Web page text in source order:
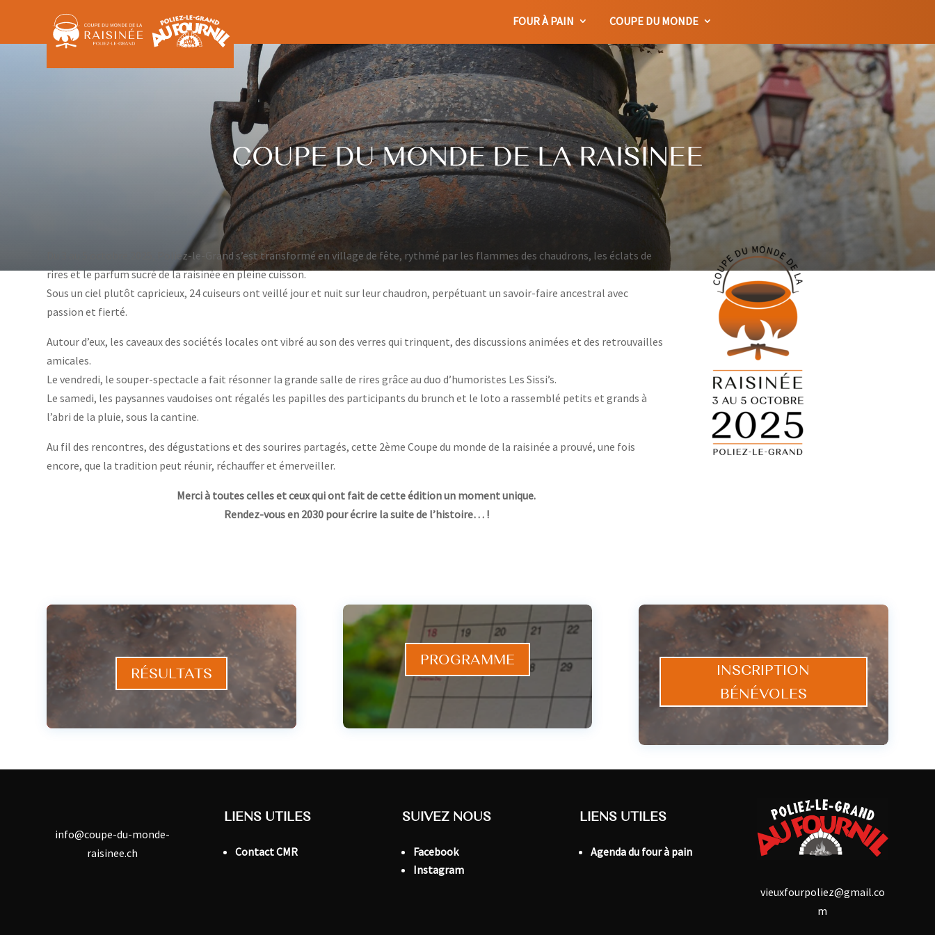
FOUR À PAIN COUPE DU MONDE
COUPE DU MONDE DE LA RAISINEE
Du 3 au 5 octobre 2025, Poliez-le-Grand s’est transformé en village de fête, rythmé par les flammes des chaudrons, les éclats de
rires et le parfum sucré de la raisinée en pleine cuisson.
Sous un ciel plutôt capricieux, 24 cuiseurs ont veillé jour et nuit sur leur chaudron, perpétuant un savoir-faire ancestral avec
passion et fierté.
Autour d’eux, les caveaux des sociétés locales ont vibré au son des verres qui trinquent, des discussions animées et des retrouvailles
amicales.
Le vendredi, le souper-spectacle a fait résonner la grande salle de rires grâce au duo d’humoristes Les Sissi’s.
Le samedi, les paysannes vaudoises ont régalés les papilles des participants du brunch et le loto a rassemblé petits et grands à
l’abri de la pluie, sous la cantine.
Au fil des rencontres, des dégustations et des sourires partagés, cette 2ème Coupe du monde de la raisinée a prouvé, une fois
encore, que la tradition peut réunir, réchauffer et émerveiller.
Merci à toutes celles et ceux qui ont fait de cette édition un moment unique.
Rendez-vous en 2030 pour écrire la suite de l’histoire… !
RÉSULTATS
PROGRAMME
INSCRIPTION
BÉNÉVOLES
info@coupe-du-monde-
raisinee.ch
LIENS UTILES
Contact CMR
SUIVEZ NOUS
Facebook
Instagram
LIENS UTILES
Agenda du four à pain
vieuxfourpoliez@gmail.co
m